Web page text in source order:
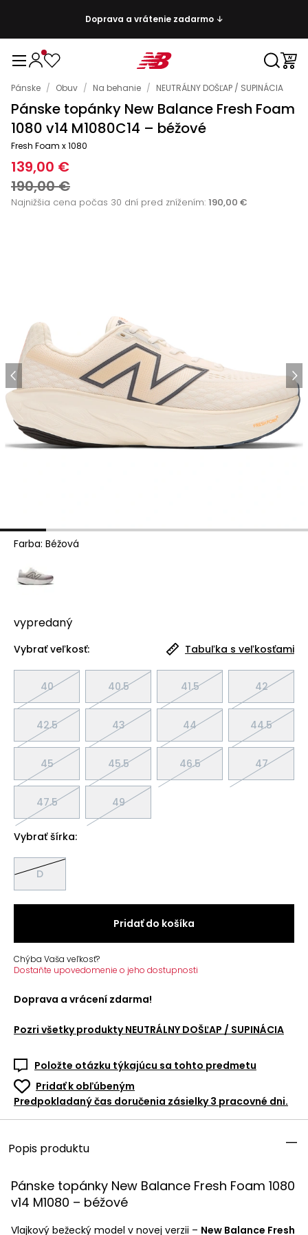
Doprava a vrátenie zadarmo ↓
Pánske / Obuv / Na behanie / NEUTRÁLNY DOŠĽAP / SUPINÁCIA
Pánske topánky New Balance Fresh Foam
1080 v14 M1080C14 – béžové
Fresh Foam x 1080
139,00 €
190,00 €
Najnižšia cena počas 30 dní pred znížením: 190,00 €
Farba: Béžová
vypredaný
Vybrať veľkosť: Tabuľka s veľkosťami
40 40.5 41.5 42
42.5 43 44 44.5
45 45.5 46.5 47
47.5 49
Vybrať šírka:
D
Pridať do košíka
Chýba Vaša veľkosť?
Dostaňte upovedomenie o jeho dostupnosti
Doprava a vrácení zdarma!
Pozri všetky produkty NEUTRÁLNY DOŠĽAP / SUPINÁCIA
Položte otázku týkajúcu sa tohto predmetu
Pridať k obľúbeným
Predpokladaný čas doručenia zásielky 3 pracovné dni.
Popis produktu
Pánske topánky New Balance Fresh Foam 1080
v14 M1080 – béžové
Vlajkový bežecký model v novej verzii – New Balance Fresh